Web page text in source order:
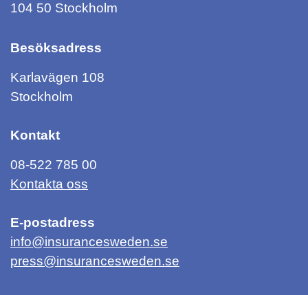
104 50 Stockholm
Besöksadress
Karlavägen 108
Stockholm
Kontakt
08-522 785 00
Kontakta oss
E-postadress
info@insurancesweden.se
press@insurancesweden.se